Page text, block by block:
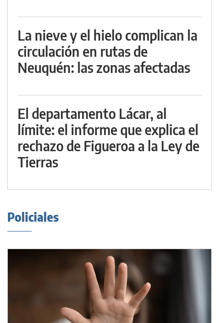
La nieve y el hielo complican la
circulación en rutas de
Neuquén: las zonas afectadas
El departamento Lácar, al
límite: el informe que explica el
rechazo de Figueroa a la Ley de
Tierras
Policiales